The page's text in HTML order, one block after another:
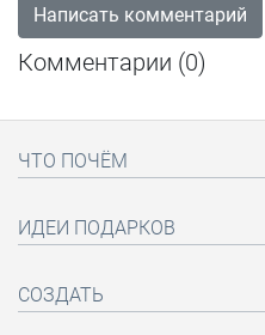
Написать комментарий
Комментарии (0)
ЧТО ПОЧЁМ
ИДЕИ ПОДАРКОВ
СОЗДАТЬ